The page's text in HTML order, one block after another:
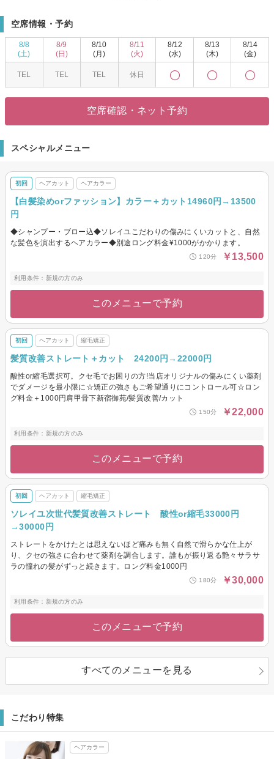
髪はただツヤがあっても、内部から栄養を入れないと切れてしまいます。じ
っくり毛髪を観察しながらあなただけの、ソレイユ独自のオリジナルエステ
を提供しております。
ソレイユでは、ヘアスタイルのカウンセリングはもちろんヘアエステの為の
ご来店される方は、30分〜1時間ほど時間に余裕を持っていらして下さい。
なしを出来るように完全予約制にしております。
かった際は無料で施術させて頂きます。
空席情報・予約
8/8
(土)
TEL
8/9
(日)
TEL
8/10
(月)
TEL
8/11
(火)
休日
8/12
(水)
8/13
(木)
8/14
(金)
空席確認・ネット予約
スペシャルメニュー
初回 ヘアカット ヘアカラー
【白髪染めorファッション】カラー＋カット14960円→13500
円
◆シャンプー・ブロー込◆ソレイユこだわりの傷みにくいカットと、自然
な髪色を演出するヘアカラー◆別途ロング料金¥1000がかかります。
120分 ￥13,500
利用条件：新規の方のみ
このメニューで予約
初回 ヘアカット 縮毛矯正
髪質改善ストレート＋カット 24200円→22000円
酸性or縮毛選択可。クセ毛でお困りの方!当店オリジナルの傷みにくい薬剤
でダメージを最小限に☆矯正の強さもご希望通りにコントロール可☆ロン
グ料金＋1000円肩甲骨下新宿御苑/髪質改善/カット
150分 ￥22,000
利用条件：新規の方のみ
このメニューで予約
初回 ヘアカット 縮毛矯正
ソレイユ次世代髪質改善ストレート 酸性or縮毛33000円
→30000円
ストレートをかけたとは思えないほど痛みも無く自然で滑らかな仕上が
り、クセの強さに合わせて薬剤を調合します。誰もが振り返る艶々サラサ
ラの憧れの髪がずっと続きます。ロング料金1000円
180分 ￥30,000
利用条件：新規の方のみ
このメニューで予約
すべてのメニューを見る
こだわり特集
ヘアカラー